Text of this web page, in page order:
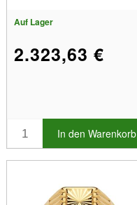
Auf Lager
2.323,63 €
In den Warenkorb